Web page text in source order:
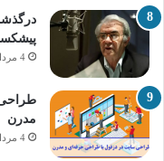
4 مرداد 1405
مدرن
4 مرداد 1405